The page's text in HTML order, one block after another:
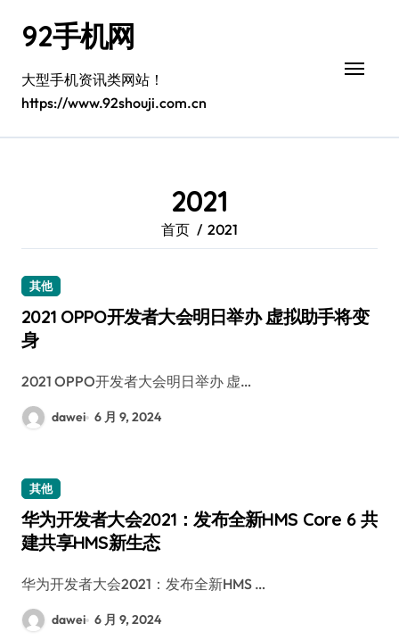
92手机网
大型手机资讯类网站！
https://www.92shouji.com.cn
2021
首页 2021
其他
2021 OPPO开发者大会明日举办 虚拟助手将变
身
2021 OPPO开发者大会明日举办 虚…
dawei 6 月 9, 2024
其他
华为开发者大会2021：发布全新HMS Core 6 共
建共享HMS新生态
华为开发者大会2021：发布全新HMS …
dawei 6 月 9, 2024